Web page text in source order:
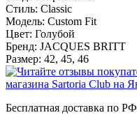
Стиль: Classic
Модель: Custom Fit
Цвет: Голубой
Бренд: JAСQUES BRITT
Размер: 42, 45, 46
Бесплатная доставка по РФ